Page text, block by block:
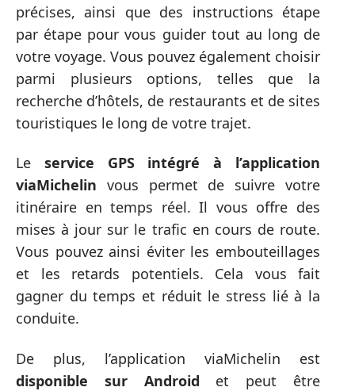
précises, ainsi que des instructions étape
par étape pour vous guider tout au long de
votre voyage. Vous pouvez également choisir
parmi plusieurs options, telles que la
recherche d’hôtels, de restaurants et de sites
touristiques le long de votre trajet.
Le service GPS intégré à l’application
viaMichelin vous permet de suivre votre
itinéraire en temps réel. Il vous offre des
mises à jour sur le trafic en cours de route.
Vous pouvez ainsi éviter les embouteillages
et les retards potentiels. Cela vous fait
gagner du temps et réduit le stress lié à la
conduite.
De plus, l’application viaMichelin est
disponible sur Android et peut être